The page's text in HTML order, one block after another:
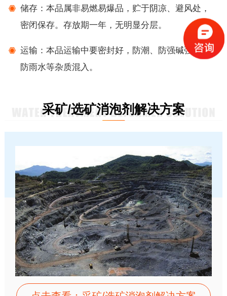
储存：本品属非易燃易爆品，贮于阴凉、避风处，
密闭保存。存放期一年，无明显分层。
运输：本品运输中要密封好，防潮、防强碱强酸及
防雨水等杂质混入。
采矿/选矿消泡剂解决方案